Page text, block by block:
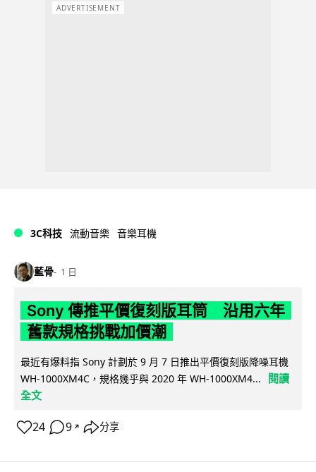
ADVERTISEMENT
3C科技 流動音樂 音樂耳機
藍骨 1 日
Sony 傳推平價復刻版耳筒 沿用六年
舊款規格挑戰加價潮
最近有爆料指 Sony 計劃於 9 月 7 日推出平價復刻版降噪耳機
WH-1000XM4C，規格幾乎與 2020 年 WH-1000XM4...
閱讀
全文
24 9 ↗ 分享